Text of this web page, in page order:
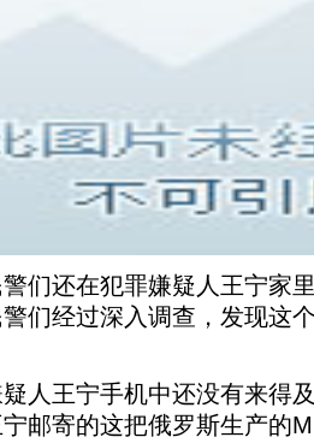
还在犯罪嫌疑人王宁家
们经过深入调查，发现这
王宁手机中还没有来得
邮寄的这把俄罗斯生产的